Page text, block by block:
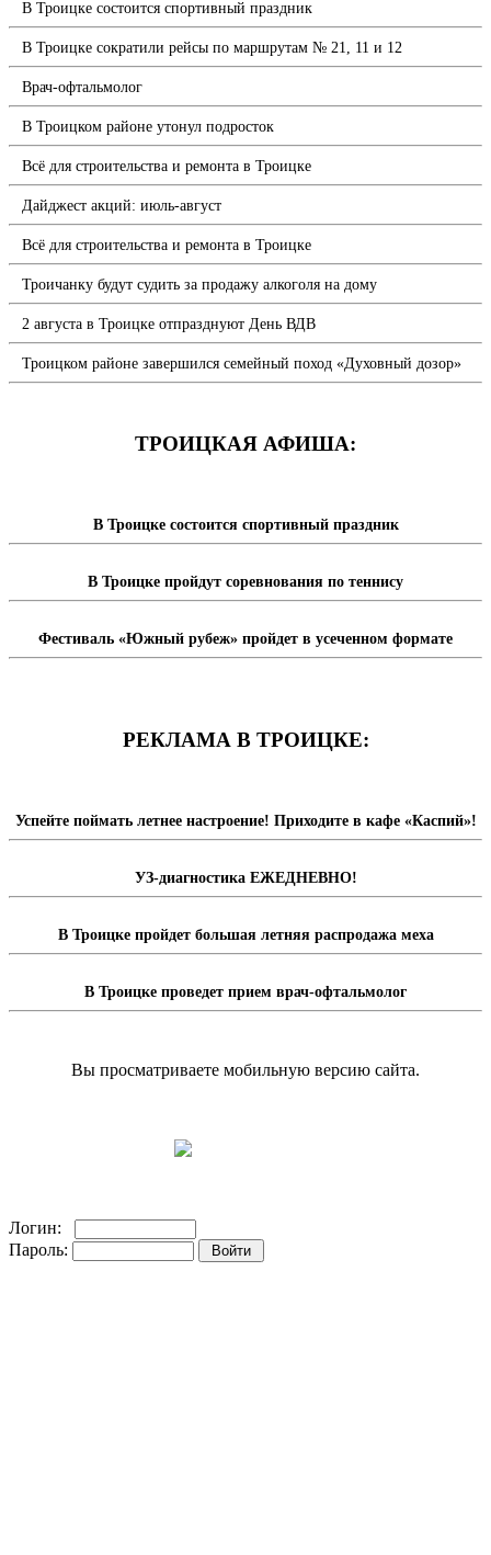
В Троицке состоится спортивный праздник
В Троицке сократили рейсы по маршрутам № 21, 11 и 12
Врач-офтальмолог
В Троицком районе утонул подросток
Всё для строительства и ремонта в Троицке
Дайджест акций: июль-август
Всё для строительства и ремонта в Троицке
Троичанку будут судить за продажу алкоголя на дому
2 августа в Троицке отпразднуют День ВДВ
Троицком районе завершился семейный поход «Духовный дозор»
ТРОИЦКАЯ АФИША:
В Троицке состоится спортивный праздник
В Троицке пройдут соревнования по теннису
Фестиваль «Южный рубеж» пройдет в усеченном формате
РЕКЛАМА В ТРОИЦКЕ:
Успейте поймать летнее настроение! Приходите в кафе «Каспий»!
УЗ-диагностика ЕЖЕДНЕВНО!
В Троицке пройдет большая летняя распродажа меха
В Троицке проведет прием врач-офтальмолог
Вы просматриваете мобильную версию сайта.
Логин:
Пароль: